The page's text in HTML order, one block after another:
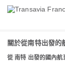
關於從南特出發的
從 南特 出發的國內航